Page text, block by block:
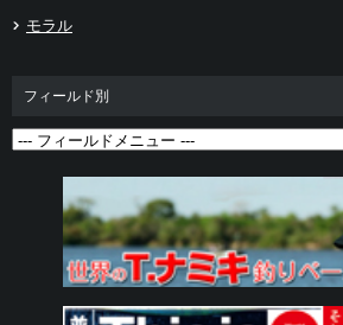
モラル
フィールド別